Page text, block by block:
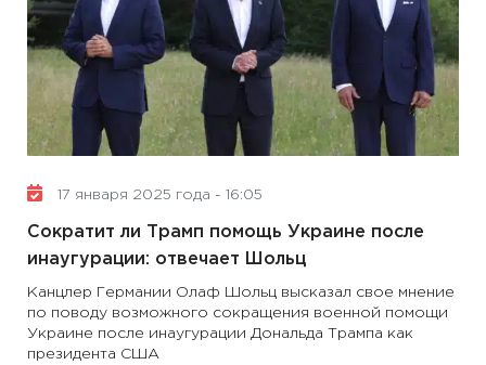
17 января 2025 года - 16:05
Сократит ли Трамп помощь Украине после
инаугурации: отвечает Шольц
Канцлер Германии Олаф Шольц высказал свое мнение
по поводу возможного сокращения военной помощи
Украине после инаугурации Дональда Трампа как
президента США